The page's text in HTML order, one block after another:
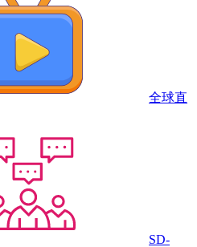
全球直
SD-